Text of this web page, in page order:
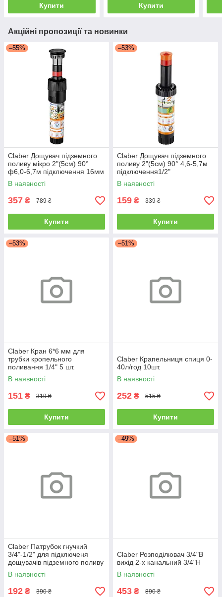
Купити Купити
Акційні пропозиції та новинки
–55%
Claber Дощувач підземного
поливу мікро 2"(5см) 90°
ф6,0-6,7м підключення 16мм
COLIBRI
В наявності
357 ₴ 789 ₴
Купити
–53%
Claber Дощувач підземного
поливу 2"(5см) 90° 4,6-5,7м
підключення1/2"
В наявності
159 ₴ 339 ₴
Купити
–53%
Claber Кран 6*6 мм для
трубки кропельного
поливання 1/4" 5 шт.
В наявності
151 ₴ 319 ₴
Купити
–51%
Claber Крапельниця спиця 0-
40л/год 10шт.
В наявності
252 ₴ 515 ₴
Купити
–51%
Claber Патрубок гнучкий
3/4"-1/2" для підключеня
дощувачів підземного поливу
В наявності
192 ₴ 390 ₴
–49%
Claber Розподілювач 3/4"В
вихід 2-х канальний 3/4"Н
В наявності
453 ₴ 890 ₴